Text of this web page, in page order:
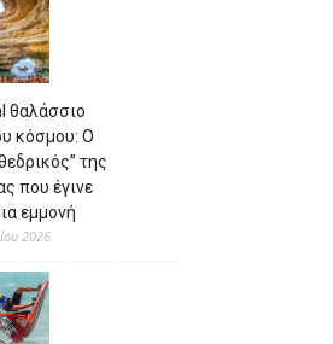
θαλάσσιο
κόσμου: Ο
της
που έγινε
εμμονή
2026